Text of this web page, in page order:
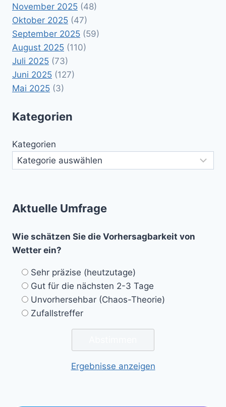
November 2025 (48)
Oktober 2025 (47)
September 2025 (59)
August 2025 (110)
Juli 2025 (73)
Juni 2025 (127)
Mai 2025 (3)
Kategorien
Kategorien
Aktuelle Umfrage
Wie schätzen Sie die Vorhersagbarkeit von
Wetter ein?
Sehr präzise (heutzutage)
Gut für die nächsten 2-3 Tage
Unvorhersehbar (Chaos-Theorie)
Zufallstreffer
Ergebnisse anzeigen